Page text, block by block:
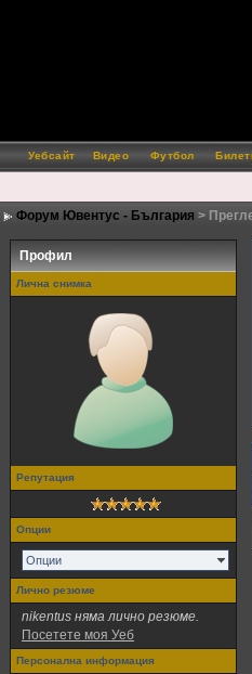
Уебсайт Видео Футбол
Форум Ювентус - България >
Профил
Лична снимка
Репутация
Опции
Опции
Лично резюме
nikentus няма лично резюме.
Посетете моя Уеб
Персонална информация